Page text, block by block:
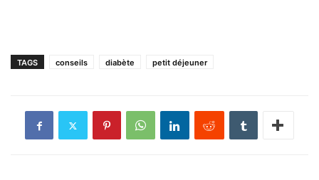
TAGS conseils diabète petit déjeuner